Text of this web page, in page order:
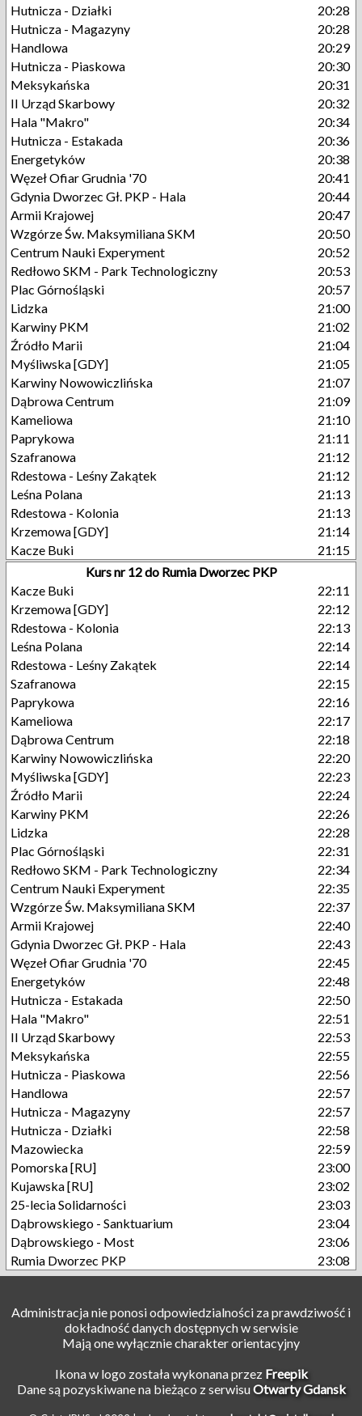
Hutnicza - Działki
20:28
Hutnicza - Magazyny
20:28
Handlowa
20:29
Hutnicza - Piaskowa
20:30
Meksykańska
20:31
II Urząd Skarbowy
20:32
Hala "Makro"
20:34
Hutnicza - Estakada
20:36
Energetyków
20:38
Węzeł Ofiar Grudnia '70
20:41
Gdynia Dworzec Gł. PKP - Hala
20:44
Armii Krajowej
20:47
Wzgórze Św. Maksymiliana SKM
20:50
Centrum Nauki Experyment
20:52
Redłowo SKM - Park Technologiczny
20:53
Plac Górnośląski
20:57
Lidzka
21:00
Karwiny PKM
21:02
Źródło Marii
21:04
Myśliwska [GDY]
21:05
Karwiny Nowowiczlińska
21:07
Dąbrowa Centrum
21:09
Kameliowa
21:10
Paprykowa
21:11
Szafranowa
21:12
Rdestowa - Leśny Zakątek
21:12
Leśna Polana
21:13
Rdestowa - Kolonia
21:13
Krzemowa [GDY]
21:14
Kacze Buki
21:15
Kurs nr 12 do Rumia Dworzec PKP
Kacze Buki
22:11
Krzemowa [GDY]
22:12
Rdestowa - Kolonia
22:13
Leśna Polana
22:14
Rdestowa - Leśny Zakątek
22:14
Szafranowa
22:15
Paprykowa
22:16
Kameliowa
22:17
Dąbrowa Centrum
22:18
Karwiny Nowowiczlińska
22:20
Myśliwska [GDY]
22:23
Źródło Marii
22:24
Karwiny PKM
22:26
Lidzka
22:28
Plac Górnośląski
22:31
Redłowo SKM - Park Technologiczny
22:34
Centrum Nauki Experyment
22:35
Wzgórze Św. Maksymiliana SKM
22:37
Armii Krajowej
22:40
Gdynia Dworzec Gł. PKP - Hala
22:43
Węzeł Ofiar Grudnia '70
22:45
Energetyków
22:48
Hutnicza - Estakada
22:50
Hala "Makro"
22:51
II Urząd Skarbowy
22:53
Meksykańska
22:55
Hutnicza - Piaskowa
22:56
Handlowa
22:57
Hutnicza - Magazyny
22:57
Hutnicza - Działki
22:58
Mazowiecka
22:59
Pomorska [RU]
23:00
Kujawska [RU]
23:02
25-lecia Solidarności
23:03
Dąbrowskiego - Sanktuarium
23:04
Dąbrowskiego - Most
23:06
Rumia Dworzec PKP
23:08
Administracja nie ponosi odpowiedzialności za prawdziwość i
dokładność danych dostępnych w serwisie
Mają one wyłącznie charakter orientacyjny
Ikona w logo została wykonana przez Freepik
Dane są pozyskiwane na bieżąco z serwisuOtwarty Gdansk